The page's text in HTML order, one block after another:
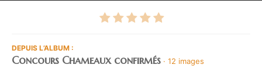
DEPUIS L’ALBUM :
Concours Chameaux confirmés · 12 images